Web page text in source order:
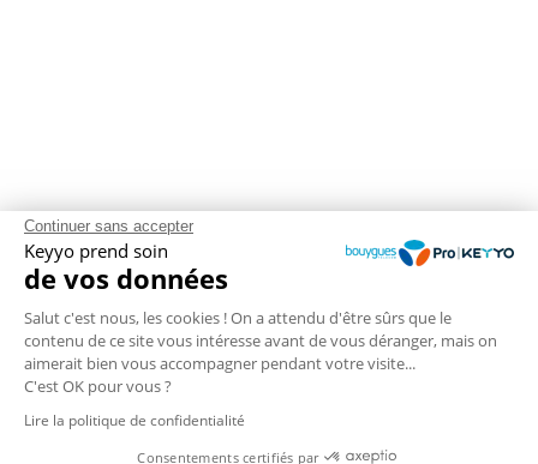
Continuer sans accepter
Keyyo prend soin
de vos données
Salut c'est nous, les cookies ! On a attendu d'être sûrs que le
contenu de ce site vous intéresse avant de vous déranger, mais on
aimerait bien vous accompagner pendant votre visite...
C'est OK pour vous ?
Lire la politique de confidentialité
Consentements certifiés par